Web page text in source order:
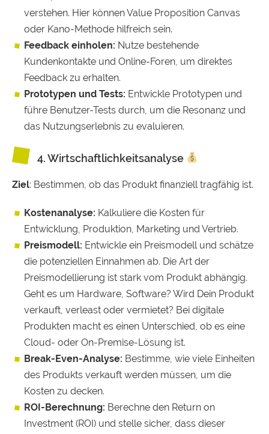
verstehen. Hier können Value Proposition Canvas
oder Kano-Methode hilfreich sein.
Feedback einholen: Nutze bestehende
Kundenkontakte und Online-Foren, um direktes
Feedback zu erhalten.
Prototypen und Tests: Entwickle Prototypen und
führe Benutzer-Tests durch, um die Resonanz und
das Nutzungserlebnis zu evaluieren.
4. Wirtschaftlichkeitsanalyse
Ziel: Bestimmen, ob das Produkt finanziell tragfähig ist.
Kostenanalyse: Kalkuliere die Kosten für
Entwicklung, Produktion, Marketing und Vertrieb.
Preismodell: Entwickle ein Preismodell und schätze
die potenziellen Einnahmen ab. Die Art der
Preismodellierung ist stark vom Produkt abhängig.
Geht es um Hardware, Software? Wird Dein Produkt
verkauft, verleast oder vermietet? Bei digitale
Produkten macht es einen Unterschied, ob es eine
Cloud- oder On-Premise-Lösung ist.
Break-Even-Analyse: Bestimme, wie viele Einheiten
des Produkts verkauft werden müssen, um die
Kosten zu decken.
ROI-Berechnung: Berechne den Return on
Investment (ROI) und stelle sicher, dass dieser